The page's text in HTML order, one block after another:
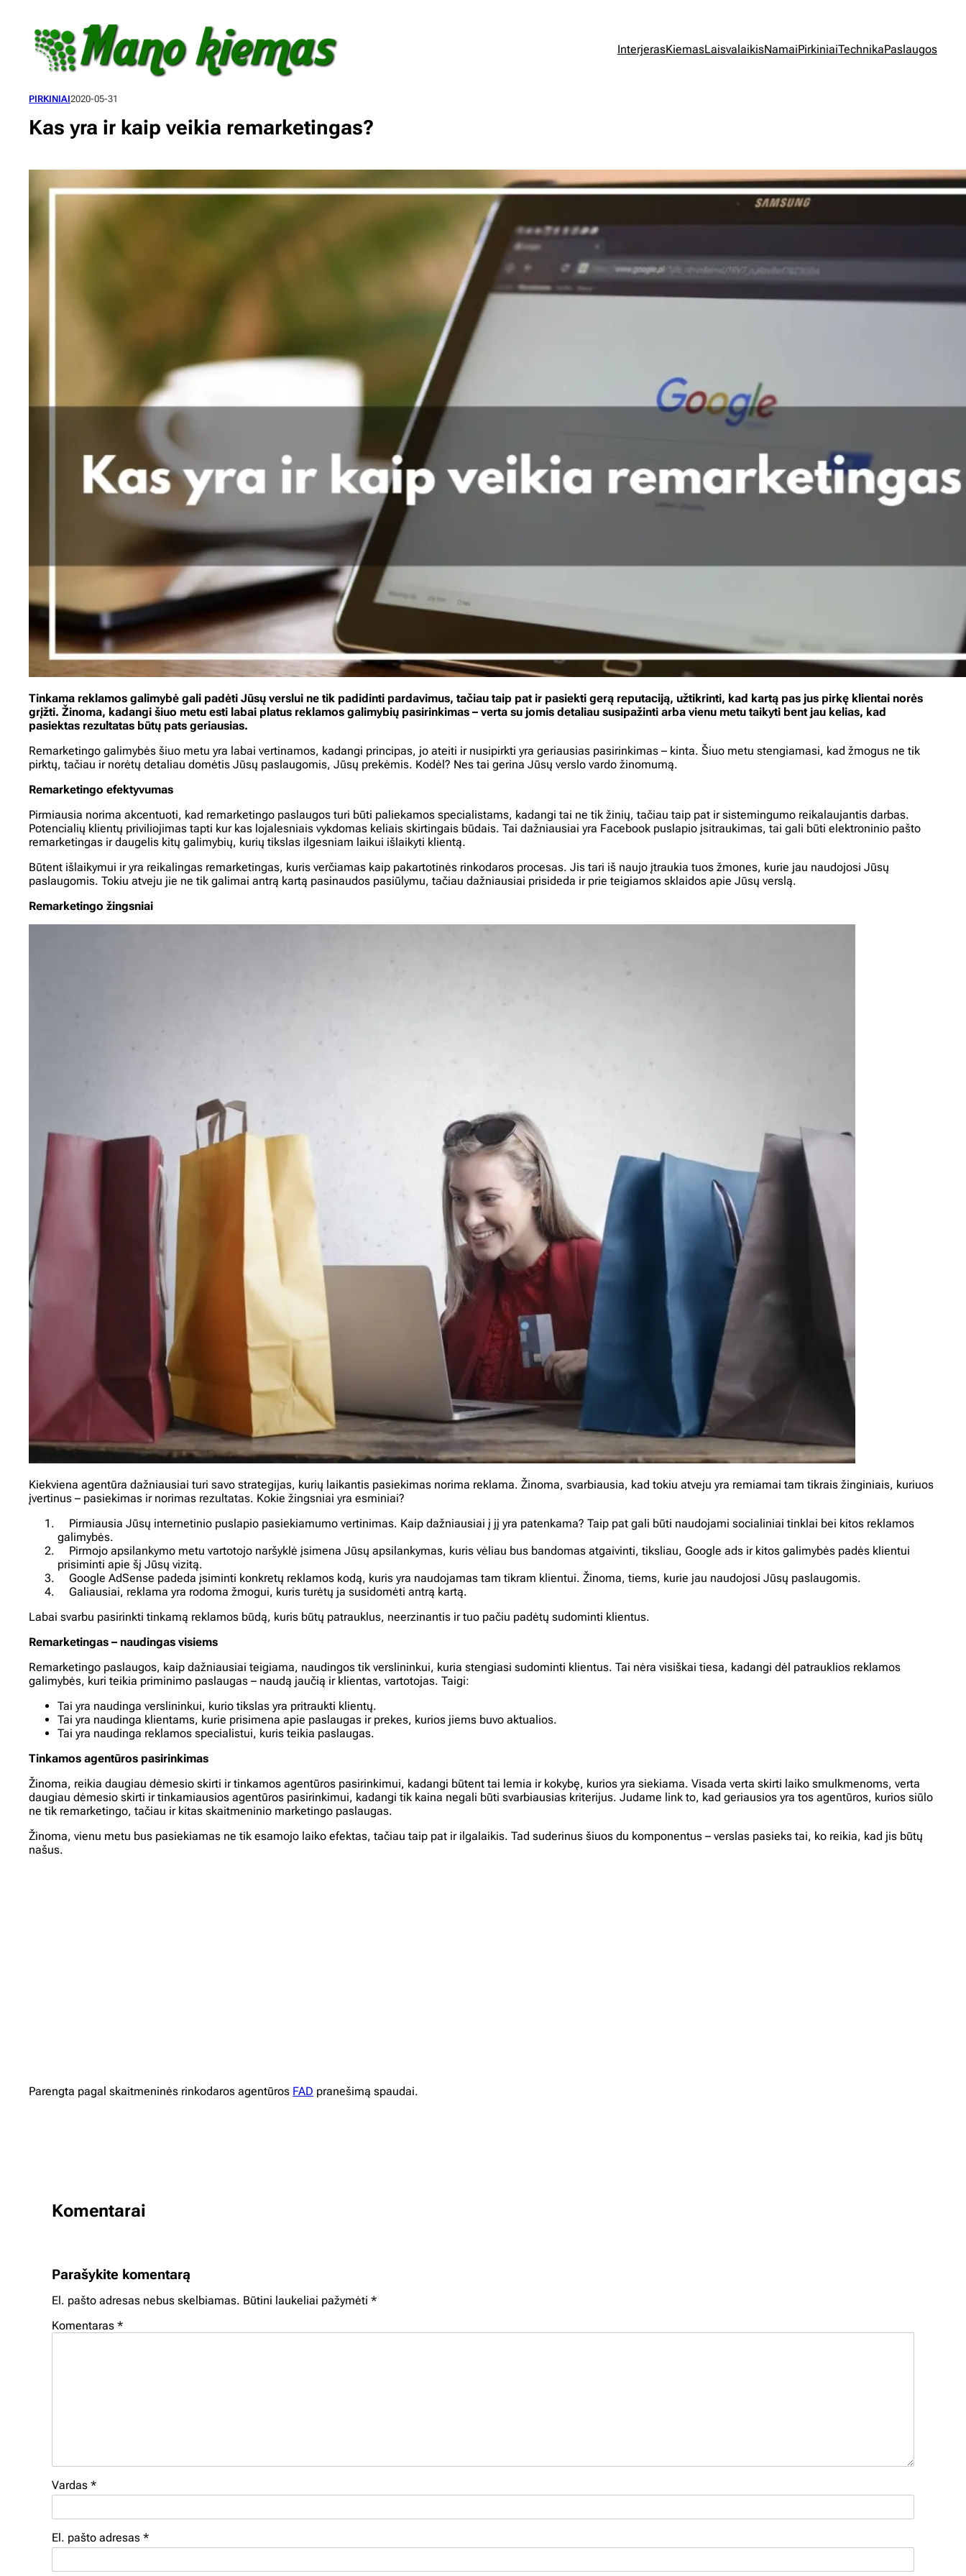
turinio
InterjerasKiemasLaisvalaikisNamaiPirkiniaiTechnikaPaslaugos
PIRKINIAI2020-05-31
Kas yra ir kaip veikia remarketingas?
Tinkama reklamos galimybė gali padėti Jūsų verslui ne tik padidinti pardavimus, tačiau taip pat ir pasiekti gerą reputaciją, užtikrinti, kad kartą pas jus pirkę klientai norės
grįžti. Žinoma, kadangi šiuo metu esti labai platus reklamos galimybių pasirinkimas – verta su jomis detaliau susipažinti arba vienu metu taikyti bent jau kelias, kad
pasiektas rezultatas būtų pats geriausias.
Remarketingo galimybės šiuo metu yra labai vertinamos, kadangi principas, jo ateiti ir nusipirkti yra geriausias pasirinkimas – kinta. Šiuo metu stengiamasi, kad žmogus ne tik
pirktų, tačiau ir norėtų detaliau domėtis Jūsų paslaugomis, Jūsų prekėmis. Kodėl? Nes tai gerina Jūsų verslo vardo žinomumą.
Remarketingo efektyvumas
Pirmiausia norima akcentuoti, kad remarketingo paslaugos turi būti paliekamos specialistams, kadangi tai ne tik žinių, tačiau taip pat ir sistemingumo reikalaujantis darbas.
Potencialių klientų priviliojimas tapti kur kas lojalesniais vykdomas keliais skirtingais būdais. Tai dažniausiai yra Facebook puslapio įsitraukimas, tai gali būti elektroninio pašto
remarketingas ir daugelis kitų galimybių, kurių tikslas ilgesniam laikui išlaikyti klientą.
Būtent išlaikymui ir yra reikalingas remarketingas, kuris verčiamas kaip pakartotinės rinkodaros procesas. Jis tari iš naujo įtraukia tuos žmones, kurie jau naudojosi Jūsų
paslaugomis. Tokiu atveju jie ne tik galimai antrą kartą pasinaudos pasiūlymu, tačiau dažniausiai prisideda ir prie teigiamos sklaidos apie Jūsų verslą.
Remarketingo žingsniai
Kiekviena agentūra dažniausiai turi savo strategijas, kurių laikantis pasiekimas norima reklama. Žinoma, svarbiausia, kad tokiu atveju yra remiamai tam tikrais žinginiais, kuriuos
įvertinus – pasiekimas ir norimas rezultatas. Kokie žingsniai yra esminiai?
Pirmiausia Jūsų internetinio puslapio pasiekiamumo vertinimas. Kaip dažniausiai į jį yra patenkama? Taip pat gali būti naudojami socialiniai tinklai bei kitos reklamos
galimybės.
Pirmojo apsilankymo metu vartotojo naršyklė įsimena Jūsų apsilankymas, kuris vėliau bus bandomas atgaivinti, tiksliau, Google ads ir kitos galimybės padės klientui
prisiminti apie šį Jūsų vizitą.
Google AdSense padeda įsiminti konkretų reklamos kodą, kuris yra naudojamas tam tikram klientui. Žinoma, tiems, kurie jau naudojosi Jūsų paslaugomis.
Galiausiai, reklama yra rodoma žmogui, kuris turėtų ja susidomėti antrą kartą.
Labai svarbu pasirinkti tinkamą reklamos būdą, kuris būtų patrauklus, neerzinantis ir tuo pačiu padėtų sudominti klientus.
Remarketingas – naudingas visiems
Remarketingo paslaugos, kaip dažniausiai teigiama, naudingos tik verslininkui, kuria stengiasi sudominti klientus. Tai nėra visiškai tiesa, kadangi dėl patrauklios reklamos
galimybės, kuri teikia priminimo paslaugas – naudą jaučią ir klientas, vartotojas. Taigi:
Tai yra naudinga verslininkui, kurio tikslas yra pritraukti klientų.
Tai yra naudinga klientams, kurie prisimena apie paslaugas ir prekes, kurios jiems buvo aktualios.
Tai yra naudinga reklamos specialistui, kuris teikia paslaugas.
Tinkamos agentūros pasirinkimas
Žinoma, reikia daugiau dėmesio skirti ir tinkamos agentūros pasirinkimui, kadangi būtent tai lemia ir kokybę, kurios yra siekiama. Visada verta skirti laiko smulkmenoms, verta
daugiau dėmesio skirti ir tinkamiausios agentūros pasirinkimui, kadangi tik kaina negali būti svarbiausias kriterijus. Judame link to, kad geriausios yra tos agentūros, kurios siūlo
ne tik remarketingo, tačiau ir kitas skaitmeninio marketingo paslaugas.
Žinoma, vienu metu bus pasiekiamas ne tik esamojo laiko efektas, tačiau taip pat ir ilgalaikis. Tad suderinus šiuos du komponentus – verslas pasieks tai, ko reikia, kad jis būtų
našus.
Parengta pagal skaitmeninės rinkodaros agentūros FAD pranešimą spaudai.
Komentarai
Parašykite komentarą
El. pašto adresas nebus skelbiamas. Būtini laukeliai pažymėti*
Komentaras*
Vardas*
El. pašto adresas*